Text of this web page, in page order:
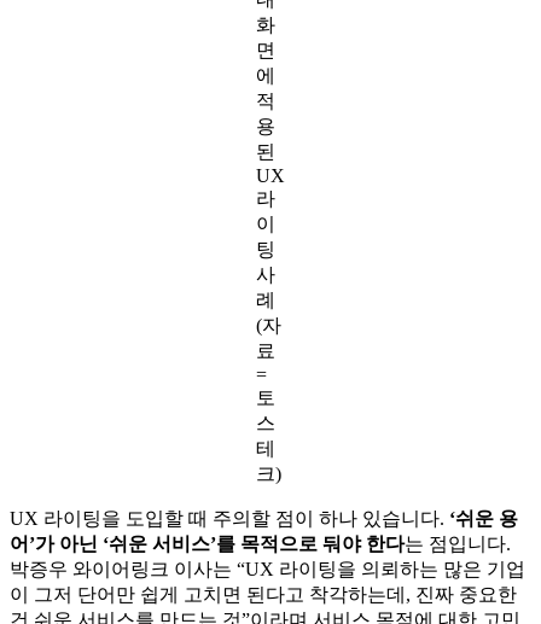
화
면
에
적
용
된
UX
라
이
팅
사
례
(자
료
=
토
스
테
크)
UX 라이팅을 도입할 때 주의할 점이 하나 있습니다. ‘쉬운 용
어’가 아닌 ‘쉬운 서비스’를 목적으로 둬야 한다는 점입니다.
박증우 와이어링크 이사는 “UX 라이팅을 의뢰하는 많은 기업
이 그저 단어만 쉽게 고치면 된다고 착각하는데, 진짜 중요한
건 쉬운 서비스를 만드는 것”이라며 서비스 목적에 대한 고민